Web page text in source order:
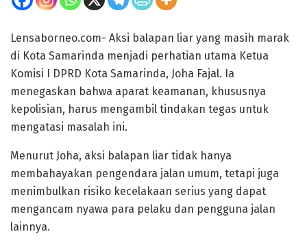
Lensaborneo.com- Aksi balapan liar yang masih marak
di Kota Samarinda menjadi perhatian utama Ketua
Komisi I DPRD Kota Samarinda, Joha Fajal. Ia
menegaskan bahwa aparat keamanan, khususnya
kepolisian, harus mengambil tindakan tegas untuk
mengatasi masalah ini.
Menurut Joha, aksi balapan liar tidak hanya
membahayakan pengendara jalan umum, tetapi juga
menimbulkan risiko kecelakaan serius yang dapat
mengancam nyawa para pelaku dan pengguna jalan
lainnya.